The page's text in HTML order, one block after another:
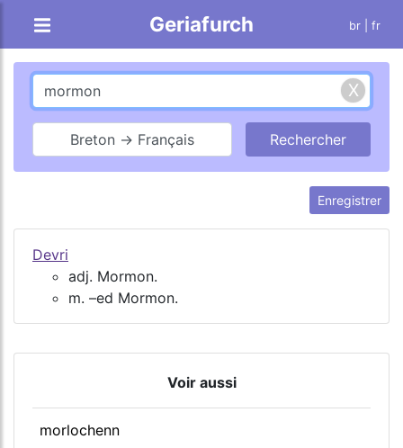
Geriafurch br | fr
Breton → Français
Enregistrer
Devri
adj. Mormon.
m. –ed Mormon.
Voir aussi
morlochenn